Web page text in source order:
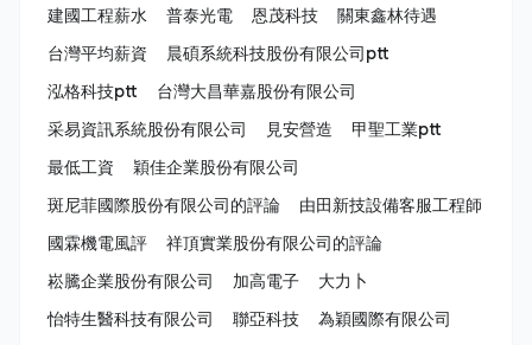
建國工程薪水
普泰光電 恩茂科技
關東鑫林待遇
台灣平均薪資
晨碩系統科技股份有限公司ptt
泓格科技ptt
台灣大昌華嘉股份有限公司
采易資訊系統股份有限公司
見安營造
甲聖工業ptt
最低工資
穎佳企業股份有限公司
斑尼菲國際股份有限公司的評論
由田新技設備客服工程師
國霖機電風評
祥頂實業股份有限公司的評論
崧騰企業股份有限公司
加高電子
大力卜
怡特生醫科技有限公司
聯亞科技
為穎國際有限公司